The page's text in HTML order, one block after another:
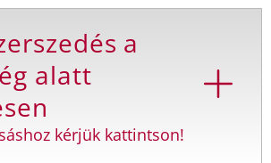
a
alatt
kérjük kattintson!